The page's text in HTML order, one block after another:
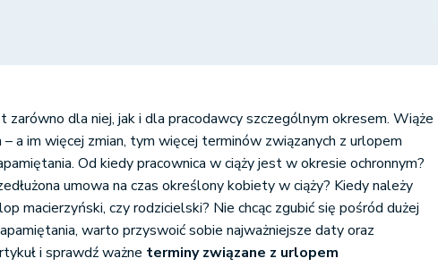
macierzyńskiego
części urlopu macierzyńskiego przed porodem
z urlopem macierzyńskim
rodzicielskiego
rodzicielski
zarówno dla niej, jak i dla pracodawcy szczególnym okresem. Wiąże
a im więcej zmian, tym więcej terminów związanych z urlopem
Od kiedy pracownica w ciąży jest w okresie ochronnym?
umowa na czas określony kobiety w ciąży? Kiedy należy
macierzyński, czy rodzicielski? Nie chcąc zgubić się pośród dużej
warto przyswoić sobie najważniejsze daty oraz
i sprawdź ważne terminy związane z urlopem